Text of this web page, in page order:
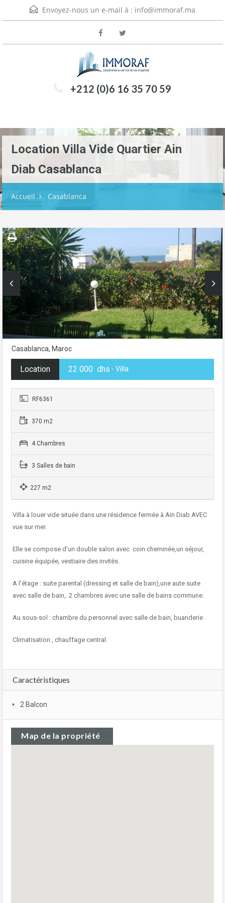
Envoyez-nous un e-mail à : info@immoraf.ma
+212 (0)6 16 35 70 59
Location Villa Vide Quartier Ain
Diab Casablanca
Accueil Casablanca
Casablanca, Maroc
Location 22 000 dhs - Villa
RF6361
370 m2
4 Chambres
3 Salles de bain
227 m2
Villa à louer vide située dans une résidence fermée à Ain Diab AVEC
vue sur mer.
Elle se compose d’un double salon avec coin cheminée,un séjour,
cuisine équipée, vestiaire des invités.
A l’étage : suite parental (dressing et salle de bain),une aute suite
avec salle de bain, 2 chambres avec une salle de bains commune.
Au sous-sol : chambre du personnel avec salle de bain, buanderie .
Climatisation , chauffage central.
Caractéristiques
2 Balcon
Map de la propriété